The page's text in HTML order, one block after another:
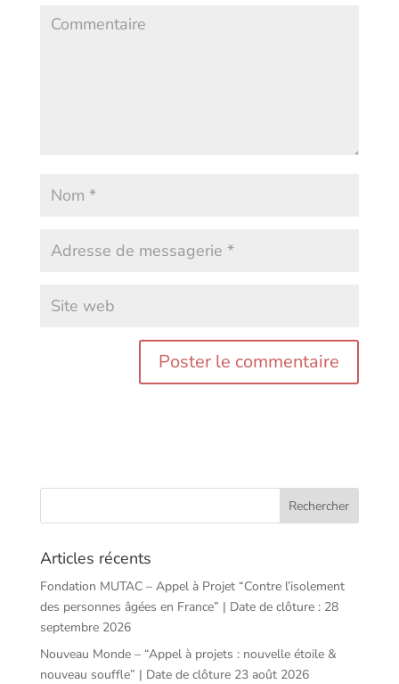
Articles récents
Fondation MUTAC – Appel à Projet “Contre l’isolement
des personnes âgées en France” | Date de clôture : 28
septembre 2026
Nouveau Monde – “Appel à projets : nouvelle étoile &
nouveau souffle” | Date de clôture 23 août 2026